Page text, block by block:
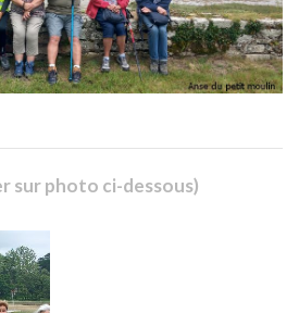
sur photo ci-dessous)